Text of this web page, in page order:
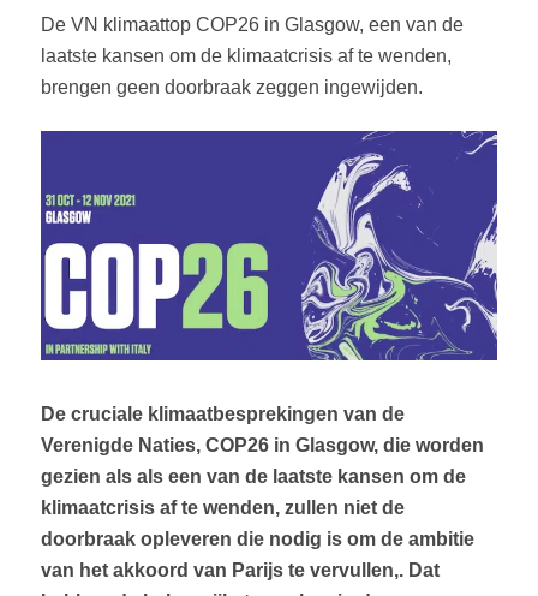
De VN klimaattop COP26 in Glasgow, een van de
laatste kansen om de klimaatcrisis af te wenden,
brengen geen doorbraak zeggen ingewijden.
De cruciale klimaatbesprekingen van de
Verenigde Naties, COP26 in Glasgow, die worden
gezien als als een van de laatste kansen om de
klimaatcrisis af te wenden, zullen niet de
doorbraak opleveren die nodig is om de ambitie
van het akkoord van Parijs te vervullen,. Dat